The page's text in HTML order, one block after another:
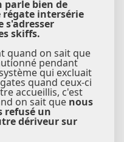
parle bien de
intersérie
s'adresser
skiffs.
quand on sait que
pendant
qui excluait
quand ceux-ci
accueillis, c'est
on sait que nous
refusé un
dériveur sur